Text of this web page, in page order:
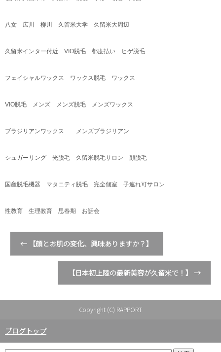
八女 広川 柳川 久留米大学 久留米大周辺
久留米インター付近 VIO脱毛 都度払い ヒゲ脱毛
フェイシャルワックス ワックス脱毛 ワックス
VIO脱毛 メンズ メンズ脱毛 メンズワックス
ブラジリアンワックス メンズブラジリアン
シュガーリング 光脱毛 久留米脱毛サロン 顔脱毛
国産脱毛機器 マタニティ脱毛 完全個室 子連れ可サロン
性教育 生理教育 思春期 お話会
← 【顔とお肌の変化、興味ありますか？】
【日本初上陸の最新美容が久留米で！】 →
Copyright (C) RAPPORT
ブログトップ